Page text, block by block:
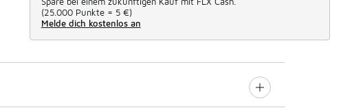
(25.000 Punkte = 5 €)
Melde dich kostenlos an